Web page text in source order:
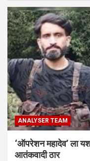
ANALYSER TEAM
‘ऑपरेशन महादेव’ ला
आतंकवादी ठार